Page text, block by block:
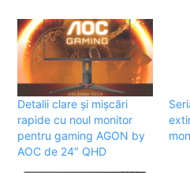
Detalii clare și mișcări
rapide cu noul monitor
pentru gaming AGON by
AOC de 24″ QHD